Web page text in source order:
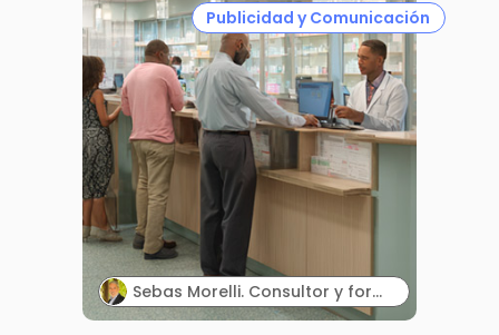
Publicidad y Comunicación
Sebas Morelli. Consultor y formador en comunicación, atención al cliente, liderazgo y ventas.